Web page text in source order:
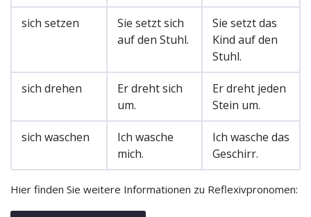
sich setzen
Sie setzt sich
auf den Stuhl.
Sie setzt das
Kind auf den
Stuhl.
sich drehen
Er dreht sich
um.
Er dreht jeden
Stein um.
sich waschen
Ich wasche
mich.
Ich wasche das
Geschirr.
Hier finden Sie weitere Informationen zu Reflexivpronomen: